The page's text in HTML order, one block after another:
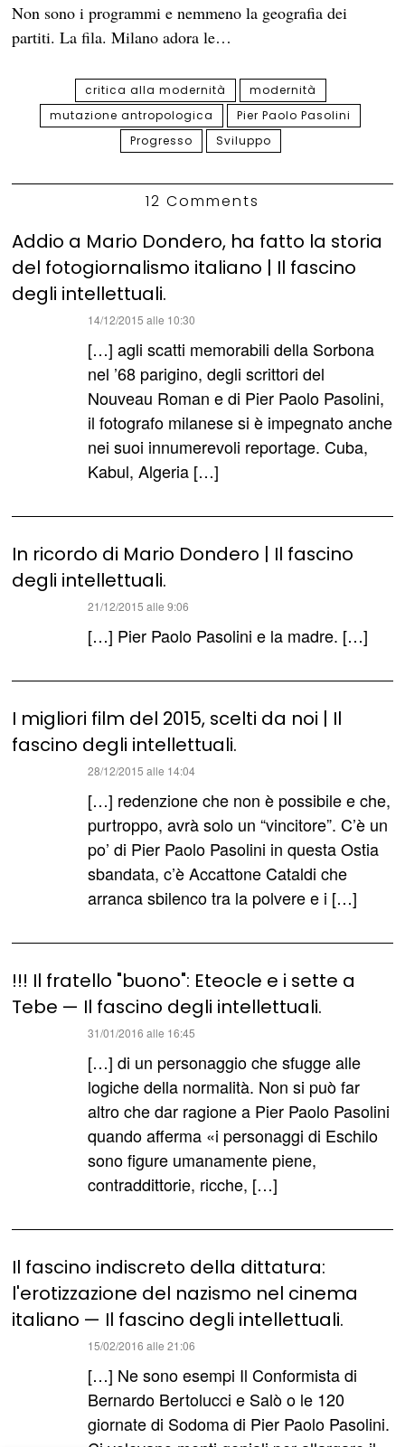
Non sono i programmi e nemmeno la geografia dei
partiti. La fila. Milano adora le…
critica alla modernità
modernità
mutazione antropologica
Pier Paolo Pasolini
Progresso
Sviluppo
12 Comments
Addio a Mario Dondero, ha fatto la storia
del fotogiornalismo italiano | Il fascino
degli intellettuali.
14/12/2015 alle 10:30
[…] agli scatti memorabili della Sorbona
nel ’68 parigino, degli scrittori del
Nouveau Roman e di Pier Paolo Pasolini,
il fotografo milanese si è impegnato anche
nei suoi innumerevoli reportage. Cuba,
Kabul, Algeria […]
In ricordo di Mario Dondero | Il fascino
degli intellettuali.
21/12/2015 alle 9:06
[…] Pier Paolo Pasolini e la madre. […]
I migliori film del 2015, scelti da noi | Il
fascino degli intellettuali.
28/12/2015 alle 14:04
[…] redenzione che non è possibile e che,
purtroppo, avrà solo un “vincitore”. C’è un
po’ di Pier Paolo Pasolini in questa Ostia
sbandata, c’è Accattone Cataldi che
arranca sbilenco tra la polvere e i […]
!!! Il fratello "buono": Eteocle e i sette a
Tebe — Il fascino degli intellettuali.
31/01/2016 alle 16:45
[…] di un personaggio che sfugge alle
logiche della normalità. Non si può far
altro che dar ragione a Pier Paolo Pasolini
quando afferma «i personaggi di Eschilo
sono figure umanamente piene,
contraddittorie, ricche, […]
Il fascino indiscreto della dittatura:
l'erotizzazione del nazismo nel cinema
italiano — Il fascino degli intellettuali.
15/02/2016 alle 21:06
[…] Ne sono esempi Il Conformista di
Bernardo Bertolucci e Salò o le 120
giornate di Sodoma di Pier Paolo Pasolini.